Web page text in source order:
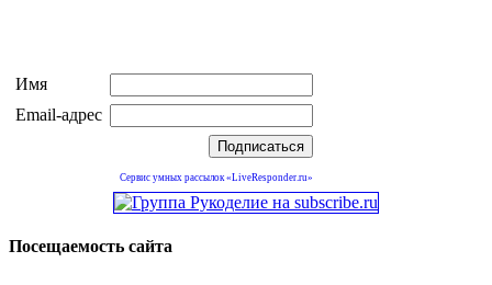
Имя
Email-адрес
Сервис умных рассылок «LiveResponder.ru»
Посещаемость сайта